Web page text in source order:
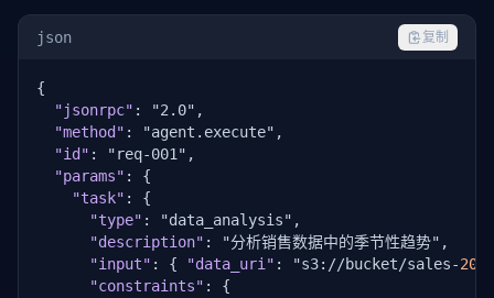
json 复制
{
"jsonrpc" : "2.0",
"method" : "agent.execute",
"id" : "req-001",
"params" : {
"task" : {
"type" : "data_analysis",
"description" : "分析销售数据中的季节性趋势",
"input" : { "data_uri" : "s3://bucket/sales-2026
"constraints" : {